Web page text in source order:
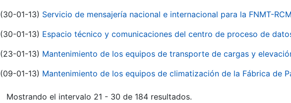
(30-01-13) Servicio de mensajería nacional e internacional para la FNMT-
(30-01-13) Espacio técnico y comunicaciones del centro de proceso de
(23-01-13) Mantenimiento de los equipos de transporte de cargas y
(09-01-13) Mantenimiento de los equipos de climatización de la Fábrica de
Mostrando el intervalo 21 - 30 de 184 resultados.